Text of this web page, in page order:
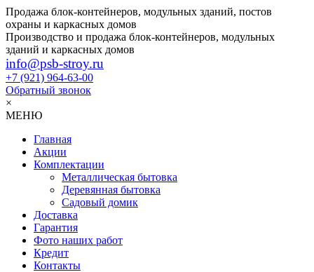
Продажа блок-контейнеров, модульных зданий, постов
охраны и каркасных домов
Производство и продажа блок-контейнеров, модульных
зданий и каркасных домов
info@psb-stroy.ru
+7 (921) 964-63-00
Обратный звонок
×
МЕНЮ
Главная
Акции
Комплектации
Металлическая бытовка
Деревянная бытовка
Садовый домик
Доставка
Гарантия
Фото наших работ
Кредит
Контакты